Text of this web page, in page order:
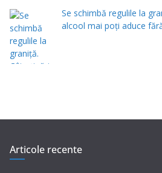
Se schimbă regulile la
alcool mai poți aduce
Articole recente